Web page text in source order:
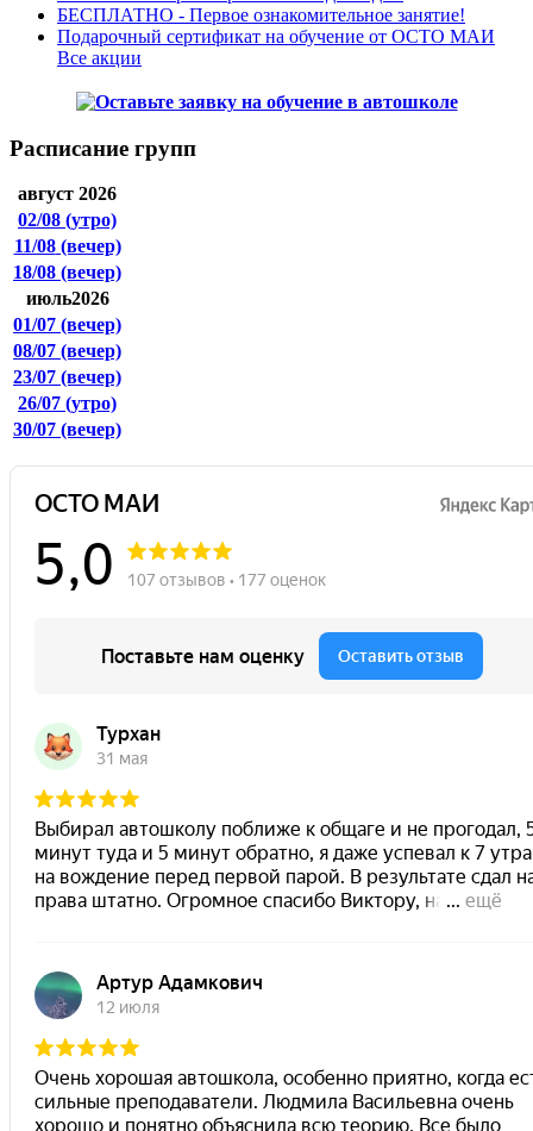
БЕСПЛАТНО - Первое ознакомительное занятие!
Подарочный сертификат на обучение от ОСТО МАИ
Все акции
Расписание групп
август 2026
02/08 (утро)
11/08(вечер)
18/08 (вечер)
июль2026
01/07 (вечер)
08/07 (вечер)
23/07 (вечер)
26/07 (утро)
30/07 (вечер)